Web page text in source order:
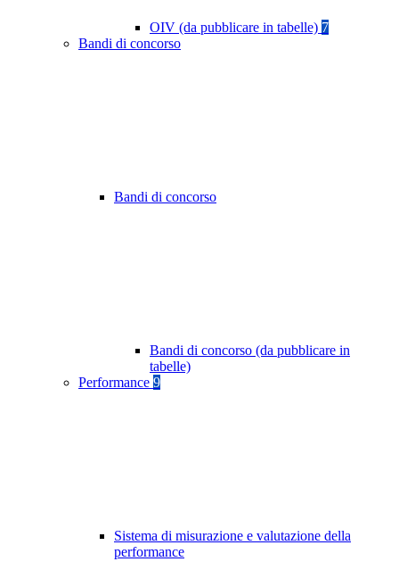
OIV (da pubblicare in tabelle) 7
Bandi di concorso
Bandi di concorso
Bandi di concorso (da pubblicare in
tabelle)
Performance 9
Sistema di misurazione e valutazione della
performance